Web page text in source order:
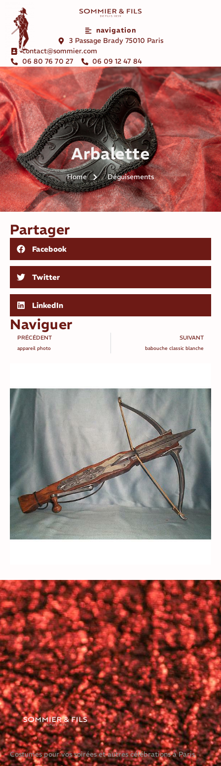
navigation
3 Passage Brady 75010 Paris
contact@sommier.com
06 80 76 70 27
06 09 12 47 84
Arbalette
Home Déguisements
Partager
Facebook
Twitter
LinkedIn
Naviguer
PRÉCÉDENT
appareil photo
SUIVANT
babouche classic blanche
Costumes pour vos soirées et autres célébrations à Paris